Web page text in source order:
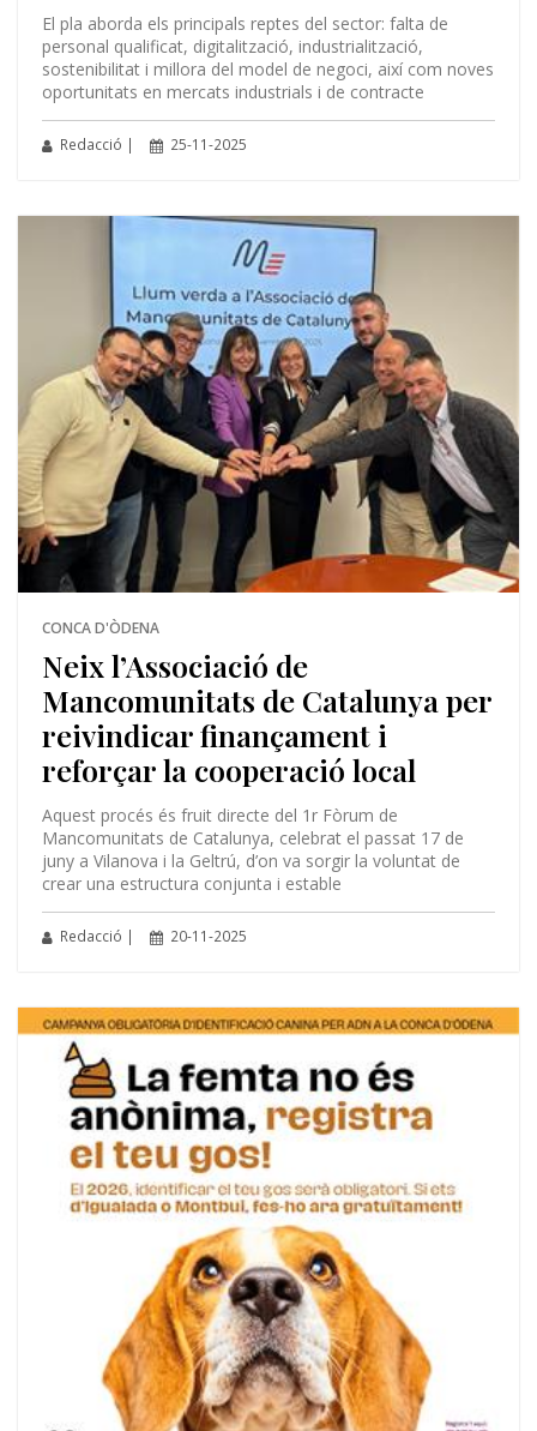
El pla aborda els principals reptes del sector: falta de
personal qualificat, digitalització, industrialització,
sostenibilitat i millora del model de negoci, així com noves
oportunitats en mercats industrials i de contracte
Redacció | 25-11-2025
CONCA D'ÒDENA
Neix l’Associació de
Mancomunitats de Catalunya per
reivindicar finançament i
reforçar la cooperació local
Aquest procés és fruit directe del 1r Fòrum de
Mancomunitats de Catalunya, celebrat el passat 17 de
juny a Vilanova i la Geltrú, d’on va sorgir la voluntat de
crear una estructura conjunta i estable
Redacció | 20-11-2025